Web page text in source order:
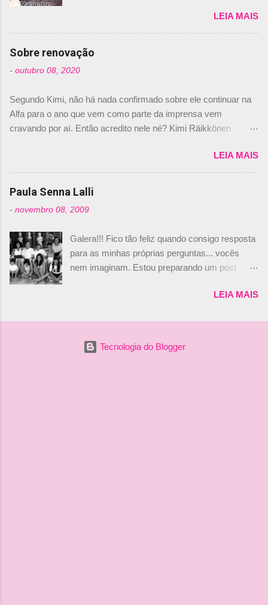
de abril –, afirmando que Nelson Piquet havia
comprado 15% das ações da Campos, dando,
com isso, um lugar no time a Nelsinho Piquet,
foi esclarecida de uma vez por todas por
Daniele Audetto, diretor da escuderia. O
não será o companheiro de Bruno Senna em
2010. "Na verdade, nós recebemos uma oferta
de Piquet", admitiu Audetto. “Mas depois de ter
dois brasileiros”, explicou, dizendo ainda que
não tem nada contra o filho do tricampeão
Nelson Piquet. “Ele é um bom piloto, rápido e
experiente.” Audetto disse ainda que a suposta
não corresponde à realidade. “O suposto 15%
de investimento seria menor do que aquilo que
outros pilotos podem trazer: italianos, r...
LEIA MAIS
Sobre renovação
- outubro 08, 2020
Segundo Kimi, não há nada confirmado sobre ele continuar na
Alfa para o ano que vem como parte da imprensa vem
cravando por aí. Então acredito nele né? Kimi Räikkönen
truth but I’ve never had an option in my contract so that’s
should, pretty much, tell you that it’s not true." #Kimi7 #EifelGP
#AlfaRomeoRacing pic.twitter.com/77EDVn39Ia — Kimi
Romain falando sobre o fato do Iceman estar há tantos anos na
@RGrosjean ! #EifelGP 🇩🇪 #F1
pic.twitter.com/GSAu1LWnwW — Formula 1 (@F1) October 8,
2020 Beijinhos, Ludy
LEIA MAIS
Paula Senna Lalli
- novembro 08, 2009
Galera!!! Fico tão feliz quando consigo resposta
para as minhas próprias perguntas... vocês
nem imaginam. Estou preparando um post
nunca falei sobre ela, aqui no Octeto. No meio
aqui: Na época, rendeu um burburinho, porque
legendei a foto, dizendo que a menina ao lado
LEIA MAIS
Tecnologia do Blogger